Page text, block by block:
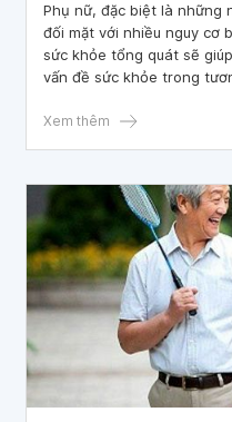
Phụ nữ, đặc biệt là những
đối mặt với nhiều nguy cơ
sức khỏe tổng quát sẽ
vấn đề sức khỏe trong
Xem thêm